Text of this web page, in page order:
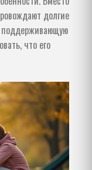
долгие
поддерживающую
что его